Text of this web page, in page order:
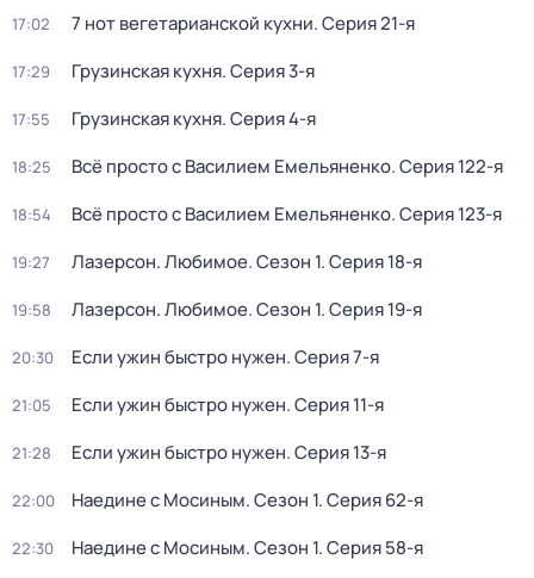
17:02 7 нот вегетарианской кухни. Серия 21-я
17:29 Грузинская кухня. Серия 3-я
17:55 Грузинская кухня. Серия 4-я
18:25 Всё просто с Василием Емельяненко. Серия 122-я
18:54 Всё просто с Василием Емельяненко. Серия 123-я
19:27 Лазерсон. Любимое. Сезон 1. Серия 18-я
19:58 Лазерсон. Любимое. Сезон 1. Серия 19-я
20:30 Если ужин быстро нужен. Серия 7-я
21:05 Если ужин быстро нужен. Серия 11-я
21:28 Если ужин быстро нужен. Серия 13-я
22:00 Наедине с Мосиным. Сезон 1. Серия 62-я
22:30 Наедине с Мосиным. Сезон 1. Серия 58-я